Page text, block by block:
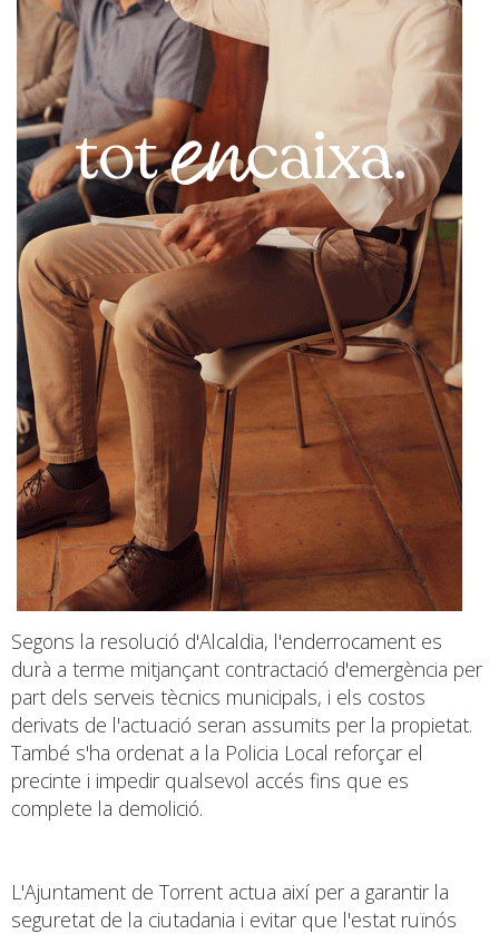
Segons la resolució d'Alcaldia, l'enderrocament es
durà a terme mitjançant contractació d'emergència per
part dels serveis tècnics municipals, i els costos
derivats de l'actuació seran assumits per la propietat.
També s'ha ordenat a la Policia Local reforçar el
precinte i impedir qualsevol accés fins que es
complete la demolició.
L'Ajuntament de Torrent actua així per a garantir la
seguretat de la ciutadania i evitar que l'estat ruïnós